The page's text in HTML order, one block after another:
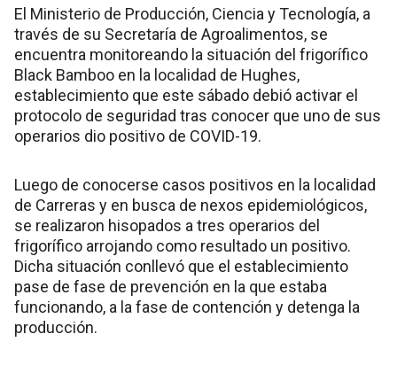
El Ministerio de Producción, Ciencia y Tecnología, a
través de su Secretaría de Agroalimentos, se
encuentra monitoreando la situación del frigorífico
Black Bamboo en la localidad de Hughes,
establecimiento que este sábado debió activar el
protocolo de seguridad tras conocer que uno de sus
operarios dio positivo de COVID-19.
Luego de conocerse casos positivos en la localidad
de Carreras y en busca de nexos epidemiológicos,
se realizaron hisopados a tres operarios del
frigorífico arrojando como resultado un positivo.
Dicha situación conllevó que el establecimiento
pase de fase de prevención en la que estaba
funcionando, a la fase de contención y detenga la
producción.